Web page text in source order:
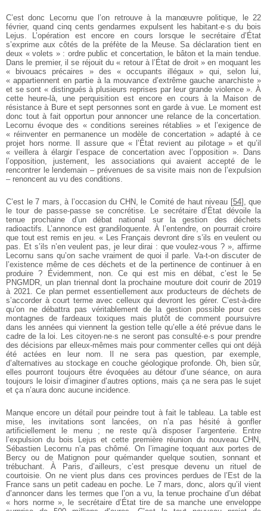
C’est donc Lecornu que l’on retrouve à la manœuvre politique, le 22
février, quand cinq cents gendarmes expulsent les habitant·e·s du bois
Lejus. L’opération est encore en cours lorsque le secrétaire d’État
s’exprime aux côtés de la préfète de la Meuse. Sa déclaration tient en
deux « volets » : ordre public et concertation, le bâton et la main tendue.
Dans le premier, il se réjouit du « retour à l’État de droit » en moquant les
« bivouacs précaires » des « occupants illégaux » qui, selon lui,
« appartiennent en partie à la mouvance d’extrême gauche anarchiste »
et se sont « distingués à plusieurs reprises par leur grande violence ». À
cette heure-là, une perquisition est encore en cours à la Maison de
résistance à Bure et sept personnes sont en garde à vue. Le moment est
donc tout à fait opportun pour annoncer une relance de la concertation.
Lecornu évoque des « conditions sereines rétablies » et l’exigence de
« réinventer en permanence un modèle de concertation » adapté à ce
projet hors norme. Il assure que « l’État revient au pilotage » et qu’il
« veillera à élargir l’espace de concertation avec l’opposition ». Dans
l’opposition, justement, les associations qui avaient accepté de le
rencontrer le lendemain – prévenues de sa visite mais non de l’expulsion
– renoncent au vu des conditions.
C’est le 7 mars, à l’occasion du CHN, le Comité de haut niveau [54] , que
le tour de passe-passe se concrétise. Le secrétaire d’État dévoile la
tenue prochaine d’un débat national sur la gestion des déchets
radioactifs. L’annonce est grandiloquente. À l’entendre, on pourrait croire
que tout est remis en jeu. « Les Français devront dire s’ils en veulent ou
pas. Et s’ils n’en veulent pas, je leur dirai : que voulez-vous ? », affirme
Lecornu sans qu’on sache vraiment de quoi il parle. Va-t-on discuter de
l’existence même de ces déchets et de la pertinence de continuer à en
produire ? Évidemment, non. Ce qui est mis en débat, c’est le 5e
PNGMDR, un plan triennal dont la prochaine mouture doit courir de 2019
à 2021. Ce plan permet essentiellement aux producteurs de déchets de
s’accorder à court terme avec celleux qui devront les gérer. C’est-à-dire
qu’on ne débattra pas véritablement de la gestion possible pour ces
montagnes de fardeaux toxiques mais plutôt de comment poursuivre
dans les années qui viennent la gestion telle qu’elle a été prévue dans le
cadre de la loi. Les citoyen·ne·s ne seront pas consulté·e·s pour prendre
des décisions par elleux-mêmes mais pour commenter celles qui ont déjà
été actées en leur nom. Il ne sera pas question, par exemple,
d’alternatives au stockage en couche géologique profonde. Oh, bien sûr,
elles pourront toujours être évoquées au détour d’une séance, on aura
toujours le loisir d’imaginer d’autres options, mais ça ne sera pas le sujet
et ça n’aura donc aucune incidence.
Manque encore un détail pour peindre tout à fait le tableau. La table est
mise, les invitations sont lancées, on n’a pas hésité à gonfler
artificiellement le menu ; ne reste qu’à disposer l’argenterie. Entre
l’expulsion du bois Lejus et cette première réunion du nouveau CHN,
Sébastien Lecornu n’a pas chômé. On l’imagine toquant aux portes de
Bercy ou de Matignon pour quémander quelque soutien, sonnant et
trébuchant. À Paris, d’ailleurs, c’est presque devenu un rituel de
courtoisie. On ne vient plus dans ces provinces perdues de l’Est de la
France sans un petit cadeau en poche. Le 7 mars, donc, alors qu’il vient
d’annoncer dans les termes que l’on a vu, la tenue prochaine d’un débat
« hors norme », le secrétaire d’État tire de sa manche une enveloppe